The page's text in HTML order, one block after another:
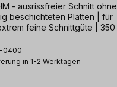
- ausrissfreier Schnitt
beschichteten Platten | für
feine Schnittgüte | 350
0400
in 1-2 Werktagen